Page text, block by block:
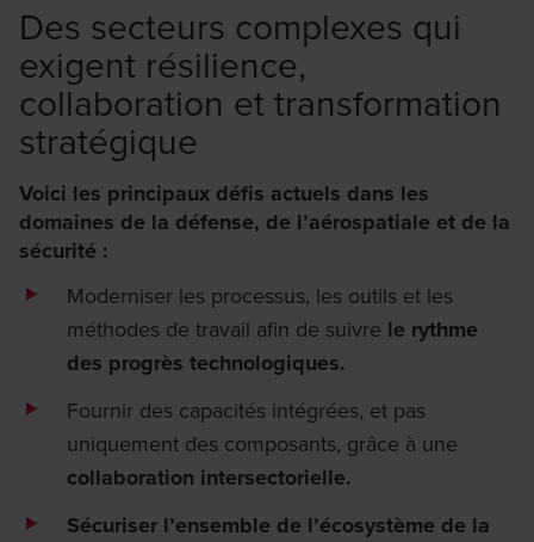
Des secteurs complexes qui
exigent résilience,
collaboration et transformation
stratégique
Voici les principaux défis actuels dans les
domaines de la défense, de l’aérospatiale et de la
sécurité :
Moderniser les processus, les outils et les
méthodes de travail afin de suivre le rythme
des progrès technologiques.
Fournir des capacités intégrées, et pas
uniquement des composants, grâce à une
collaboration intersectorielle.
Sécuriser l’ensemble de l’écosystème de la